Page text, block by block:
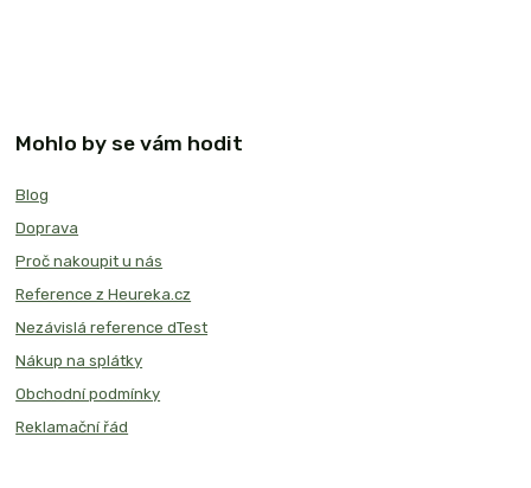
Mohlo by se vám hodit
Blog
Doprava
Proč nakoupit u nás
Reference z Heureka.cz
Nezávislá reference dTest
Nákup na splátky
Obchodní podmínky
Reklamační řád